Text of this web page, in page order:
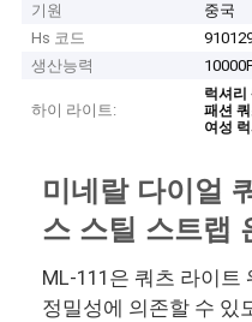
기원
중국
Hs 코드
생산능력
하이 라이트:
럭셔리
패션
여성
미네랄 다이얼
스 스틸 스트랩
ML-111은 쿼츠 라이트
정밀성에 의존할 수 있